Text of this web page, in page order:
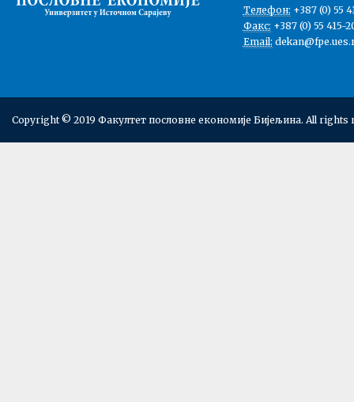
Телефон: +387 (0) 55
Факс: +387 (0) 55 415-
Email:
Copyright © 2019 Факултет пословне економије Бијељина. All rights